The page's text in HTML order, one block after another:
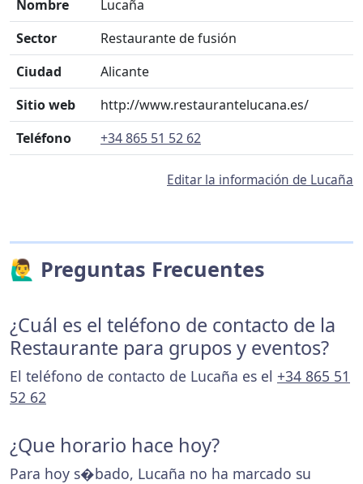
Nombre
Lucaña
Sector
Restaurante de fusión
Ciudad
Alicante
Sitio web
http://www.restaurantelucana.es/
Teléfono
+34 865 51 52 62
Editar la información de Lucaña
🙋‍♂️ Preguntas Frecuentes
¿Cuál es el teléfono de contacto de la
Restaurante para grupos y eventos?
El teléfono de contacto de Lucaña es el +34 865 51
52 62
¿Que horario hace hoy?
Para hoy s�bado, Lucaña no ha marcado su